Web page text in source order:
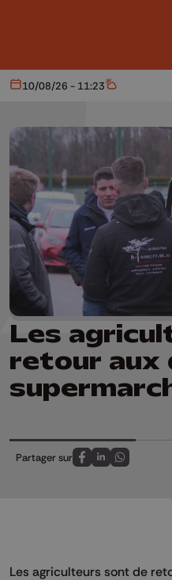
Aujourd'hui
10/08/26 - 11:23 Météo
Les
retour aux
Partager sur
Partagez sur
Partagez sur
Partagez
Les agriculteurs sont de